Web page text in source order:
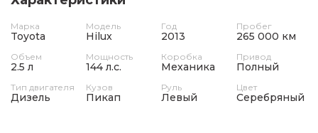
Марка
Toyota
Модель
Hilux
Год
2013
Пробег
265 000 км
Объем
2.5 л
Мощность
144 л.с.
Коробка
Механика
Привод
Полный
Тип двигателя
Дизель
Кузов
Пикап
Руль
Левый
Цвет
Серебряный